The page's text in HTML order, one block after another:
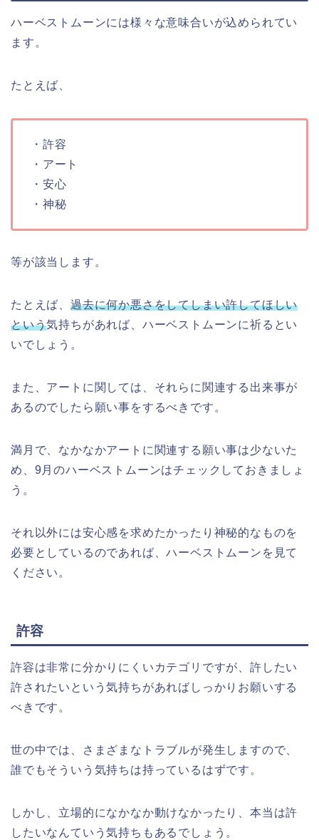
ハーベストムーンには様々な意味合いが込められてい
ます。
たとえば、
・許容
・アート
・安心
・神秘
等が該当します。
たとえば、 過去に何か悪さをしてしまい許してほしい
という気持ちがあれば、ハーベストムーンに祈るとい
いでしょう。
また、アートに関しては、それらに関連する出来事が
あるのでしたら願い事をするべきです。
満月で、なかなかアートに関連する願い事は少ないた
め、9月のハーベストムーンはチェックしておきましょ
う。
それ以外には安心感を求めたかったり神秘的なものを
必要としているのであれば、ハーベストムーンを見て
ください。
許容
許容は非常に分かりにくいカテゴリですが、許したい
許されたいという気持ちがあればしっかりお願いする
べきです。
世の中では、さまざまなトラブルが発生しますので、
誰でもそういう気持ちは持っているはずです。
しかし、立場的になかなか動けなかったり、本当は許
したいなんていう気持ちもあるでしょう。